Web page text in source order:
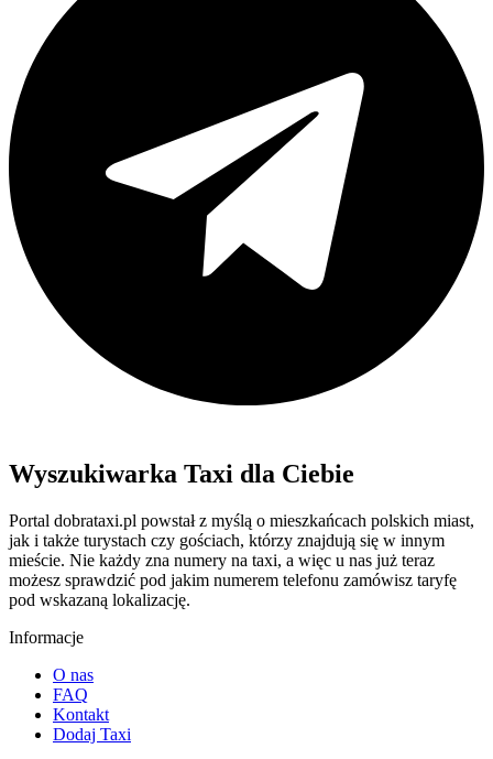
Wyszukiwarka Taxi dla Ciebie
Portal dobrataxi.pl powstał z myślą o mieszkańcach polskich miast,
jak i także turystach czy gościach, którzy znajdują się w innym
mieście. Nie każdy zna numery na taxi, a więc u nas już teraz
możesz sprawdzić pod jakim numerem telefonu zamówisz taryfę
pod wskazaną lokalizację.
Informacje
O nas
FAQ
Kontakt
Dodaj Taxi